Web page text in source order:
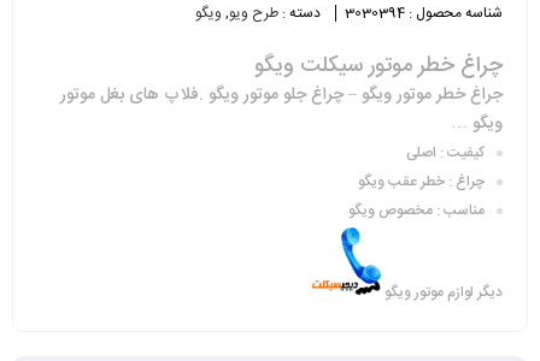
شناسه محصول : 3030394 دسته : طرح ویو, ویگو
چراغ خطر موتور سیکلت ویگو
جراغ خطر موتور ویگو – چراغ جلو موتور ویگو .فلاپ های بغل موتور
ویگو …
کیفیت : اصلی
چراغ : خطر عقب ویگو
مناسب : مخصوص ویگو
دیگر لوازم موتور ویگو